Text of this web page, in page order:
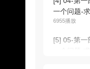
一个问题-求
6955播放
[5] 05-第一